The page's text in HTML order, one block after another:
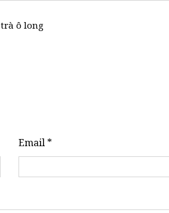
trà ô long
Email *